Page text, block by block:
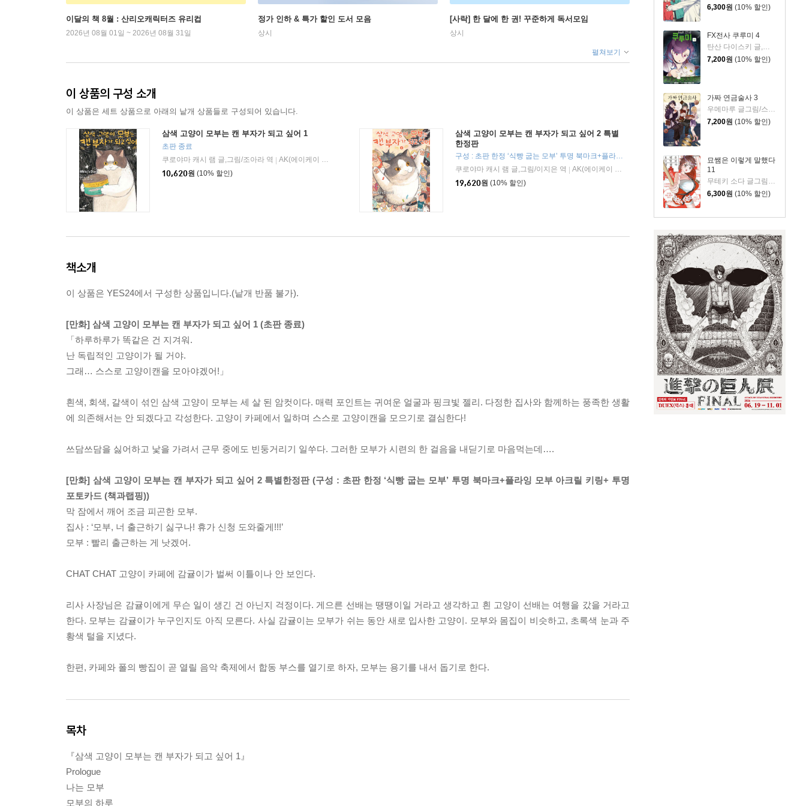
6,300원 (10% 할인)
FX전사 쿠루미 4
탄산 다이스키 글,그림/데무냥 원저/한호성 역
7,200원 (10% 할인)
가짜 연금술사 3
우메마루 글그림/스기우라 지로 원저/한호성 역
7,200원 (10% 할인)
묘쌤은 이렇게 말했다
11
무테키 소다 글그림/카나리 토쿠사쿠 원저/옷무 역
6,300원 (10% 할인)
이달의 책 8월 : 산리오캐릭터즈 유리컵
2026년 08월 01일 ~ 2026년 08월 31일
정가 인하 & 특가 할인 도서 모음
상시
[사락] 한 달에 한 권! 꾸준하게 독서모임
상시
펼쳐보기
이 상품의 구성 소개
이 상품은 세트 상품으로 아래의 낱개 상품들로 구성되어 있습니다.
삼색 고양이 모부는 캔 부자가 되고 싶어 1
초판 종료
쿠로야마 캐시 램 글,그림/조아라 역
AK(에이케이 커뮤니케이션즈) | 2024년 04월 10일
10,620원 (10% 할인)
삼색 고양이 모부는 캔 부자가 되고 싶어 2 특별
한정판
구성 : 초판 한정 ‘식빵 굽는 모부’ 투명 북마크+플라잉 모부 아크릴 키링+ 투명 포토카드 (책과랩핑)
쿠로야마 캐시 램 글,그림/이지은 역
AK(에이케이 커뮤니케이션즈) | 2025년 04월 30일
19,620원 (10% 할인)
책소개
이 상품은 YES24에서 구성한 상품입니다.(낱개 반품 불가).
[만화] 삼색 고양이 모부는 캔 부자가 되고 싶어 1 (초판 종료)
「하루하루가 똑같은 건 지겨워.
난 독립적인 고양이가 될 거야.
그래… 스스로 고양이캔을 모아야겠어!」
흰색, 회색, 갈색이 섞인 삼색 고양이 모부는 세 살 된 암컷이다. 매력 포인트는 귀여운 얼굴과 핑크빛 젤리. 다정한 집사와 함께하는 풍족한 생활
에 의존해서는 안 되겠다고 각성한다. 고양이 카페에서 일하며 스스로 고양이캔을 모으기로 결심한다!
쓰담쓰담을 싫어하고 낯을 가려서 근무 중에도 빈둥거리기 일쑤다. 그러한 모부가 시련의 한 걸음을 내딛기로 마음먹는데….
[만화] 삼색 고양이 모부는 캔 부자가 되고 싶어 2 특별한정판 (구성 : 초판 한정 ‘식빵 굽는 모부’ 투명 북마크+플라잉 모부 아크릴 키링+ 투명
포토카드 (책과랩핑))
막 잠에서 깨어 조금 피곤한 모부.
집사 : ‘모부, 너 출근하기 싫구나! 휴가 신청 도와줄게!!!’
모부 : 빨리 출근하는 게 낫겠어.
CHAT CHAT 고양이 카페에 감귤이가 벌써 이틀이나 안 보인다.
리사 사장님은 감귤이에게 무슨 일이 생긴 건 아닌지 걱정이다. 게으른 선배는 땡땡이일 거라고 생각하고 흰 고양이 선배는 여행을 갔을 거라고
한다. 모부는 감귤이가 누구인지도 아직 모른다. 사실 감귤이는 모부가 쉬는 동안 새로 입사한 고양이. 모부와 몸집이 비슷하고, 초록색 눈과 주
황색 털을 지녔다.
한편, 카페와 폴의 빵집이 곧 열릴 음악 축제에서 합동 부스를 열기로 하자, 모부는 용기를 내서 돕기로 한다.
목차
『삼색 고양이 모부는 캔 부자가 되고 싶어 1』
Prologue
나는 모부
모부의 하루